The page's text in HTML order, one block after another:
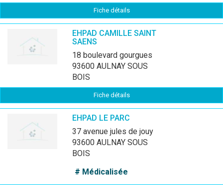
Fiche détails
EHPAD CAMILLE SAINT
SAENS
18 boulevard gourgues
93600 AULNAY SOUS
BOIS
Fiche détails
EHPAD LE PARC
37 avenue jules de jouy
93600 AULNAY SOUS
BOIS
# Médicalisée